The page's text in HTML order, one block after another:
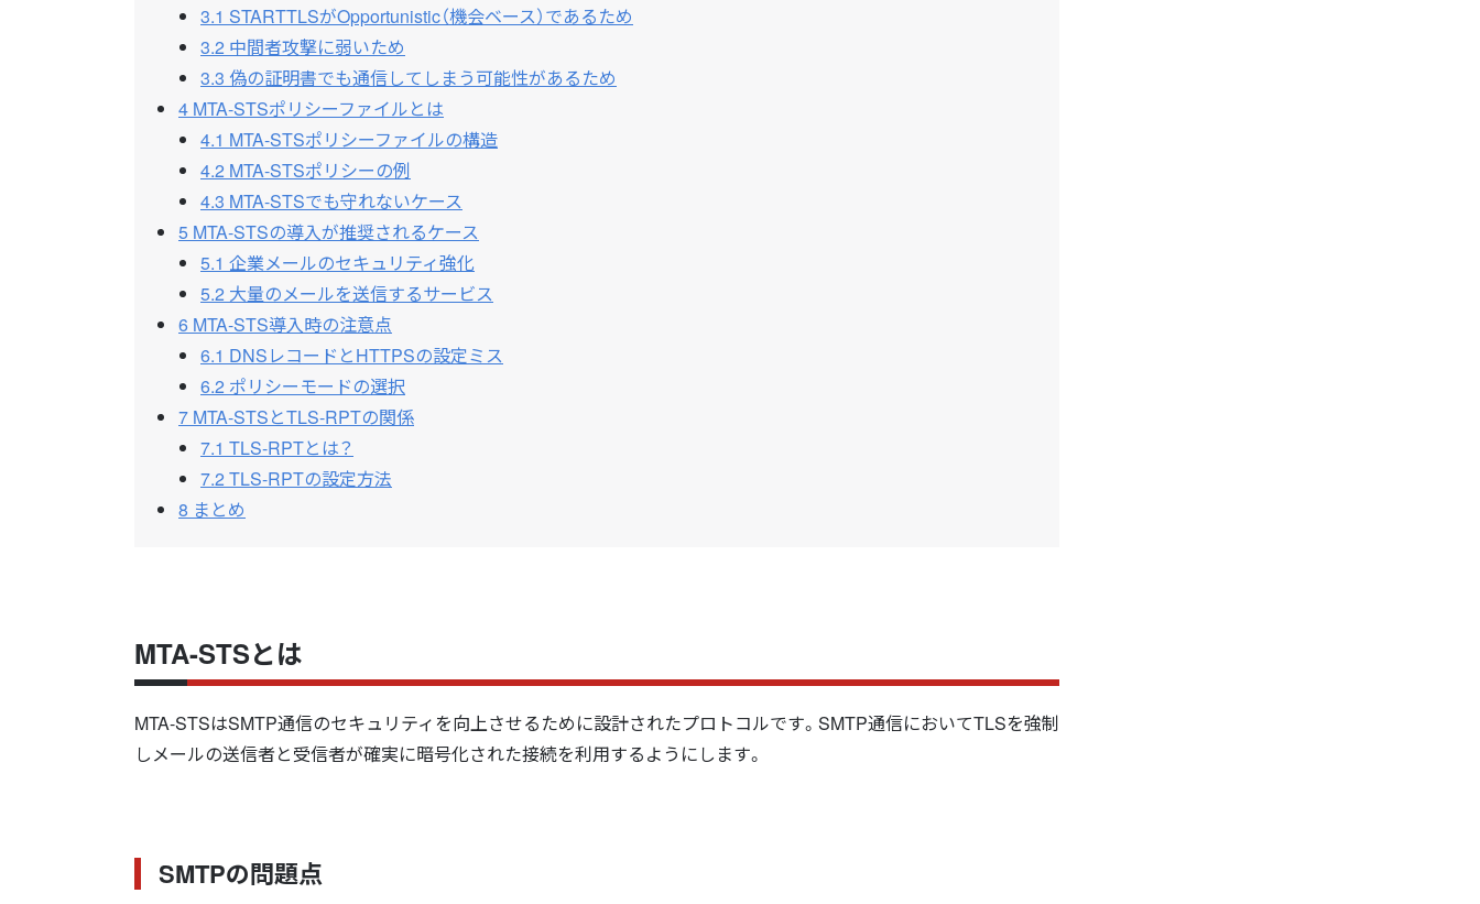
3.1 STARTTLSがOpportunistic（機会ベース）であるため
3.2 中間者攻撃に弱いため
3.3 偽の証明書でも通信してしまう可能性があるため
4 MTA-STSポリシーファイルとは
4.1 MTA-STSポリシーファイルの構造
4.2 MTA-STSポリシーの例
4.3 MTA-STSでも守れないケース
5 MTA-STSの導入が推奨されるケース
5.1 企業メールのセキュリティ強化
5.2 大量のメールを送信するサービス
6 MTA-STS導入時の注意点
6.1 DNSレコードとHTTPSの設定ミス
6.2 ポリシーモードの選択
7 MTA-STSとTLS-RPTの関係
7.1 TLS-RPTとは？
7.2 TLS-RPTの設定方法
8 まとめ
MTA-STSとは
MTA-STSはSMTP通信のセキュリティを向上させるために設計されたプロトコルです。SMTP通信においてTLSを強制
しメールの送信者と受信者が確実に暗号化された接続を利用するようにします。
SMTPの問題点